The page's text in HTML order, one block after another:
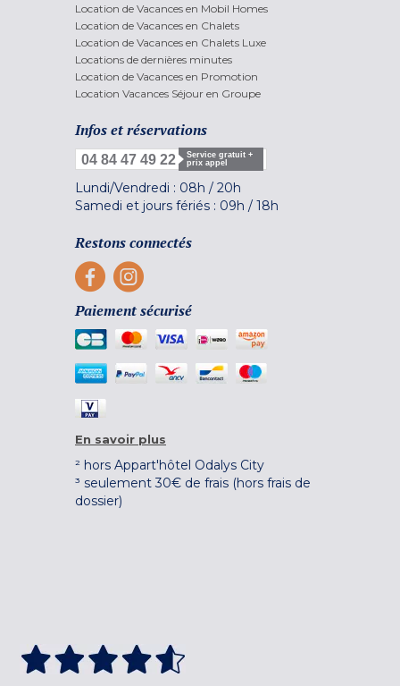
Location de Vacances en Mobil Homes
Location de Vacances en Chalets
Location de Vacances en Chalets Luxe
Locations de dernières minutes
Location de Vacances en Promotion
Location Vacances Séjour en Groupe
Infos et réservations
04 84 47 49 22
Service gratuit +
prix appel
Lundi/Vendredi : 08h / 20h
Samedi et jours fériés : 09h / 18h
Restons connectés
Paiement sécurisé
En savoir plus
² hors Appart'hôtel Odalys City
³ seulement 30€ de frais (hors frais de
dossier)